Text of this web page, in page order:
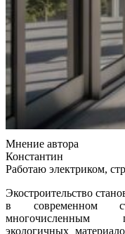
Мнение автора
Константин
Работаю электриком,
Экостроительство
в современном
многочисленным
экологичных